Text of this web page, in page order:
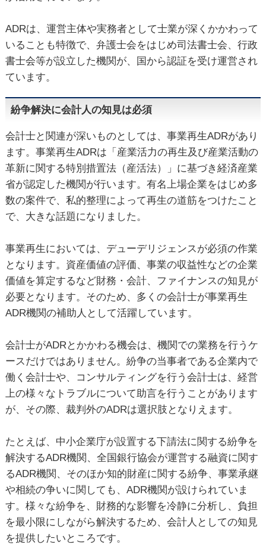
ADRは、運営主体や実務者として士業が深くかかわって
いることも特徴で、弁護士会をはじめ司法書士会、行政
書士会等が設立した機関が、国から認証を受け運営され
ています。
紛争解決に会計人の知見は必須
会計士と関連が深いものとしては、事業再生ADRがあり
ます。事業再生ADRは「産業活力の再生及び産業活動の
革新に関する特別措置法（産活法）」に基づき経済産業
省が認定した機関が行います。有名上場企業をはじめ多
数の案件で、私的整理によって再生の道筋をつけたこと
で、大きな話題になりました。
事業再生においては、デューデリジェンスが必須の作業
となります。資産価値の評価、事業の収益性などの企業
価値を算定するなど財務・会計、ファイナンスの知見が
必要となります。そのため、多くの会計士が事業再生
ADR機関の補助人として活躍しています。
会計士がADRとかかわる機会は、機関での業務を行うケ
ースだけではありません。紛争の当事者である企業内で
働く会計士や、コンサルティングを行う会計士は、経営
上の様々なトラブルについて助言を行うことがあります
が、その際、裁判外のADRは選択肢となりえます。
たとえば、中小企業庁が設置する下請法に関する紛争を
解決するADR機関、全国銀行協会が運営する融資に関す
るADR機関、そのほか知的財産に関する紛争、事業承継
や相続の争いに関しても、ADR機関が設けられていま
す。様々な紛争を、財務的な影響を冷静に分析し、負担
を最小限にしながら解決するため、会計人としての知見
を提供したいところです。